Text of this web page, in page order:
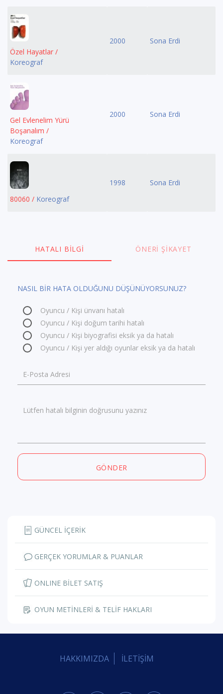
Özel Hayatlar /
Koreograf
2000 Sona Erdi
Gel Evlenelim Yürü
Boşanalım /
Koreograf
2000 Sona Erdi
80060 / Koreograf
1998 Sona Erdi
HATALI BILGI ÖNERI ŞIKAYET
NASIL BİR HATA OLDUĞUNU DÜŞÜNÜYORSUNUZ?
Oyuncu / Kişi ünvanı hatalı
Oyuncu / Kişi doğum tarihi hatalı
Oyuncu / Kişi biyografisi eksik ya da hatalı
Oyuncu / Kişi yer aldığı oyunlar eksik ya da hatalı
E-Posta Adresi
Lütfen hatalı bilginin doğrusunu yazınız
GÖNDER
GÜNCEL İÇERİK
GERÇEK YORUMLAR & PUANLAR
ONLINE BİLET SATIŞ
OYUN METİNLERİ & TELİF HAKLARI
HAKKIMIZDA İLETİŞİM